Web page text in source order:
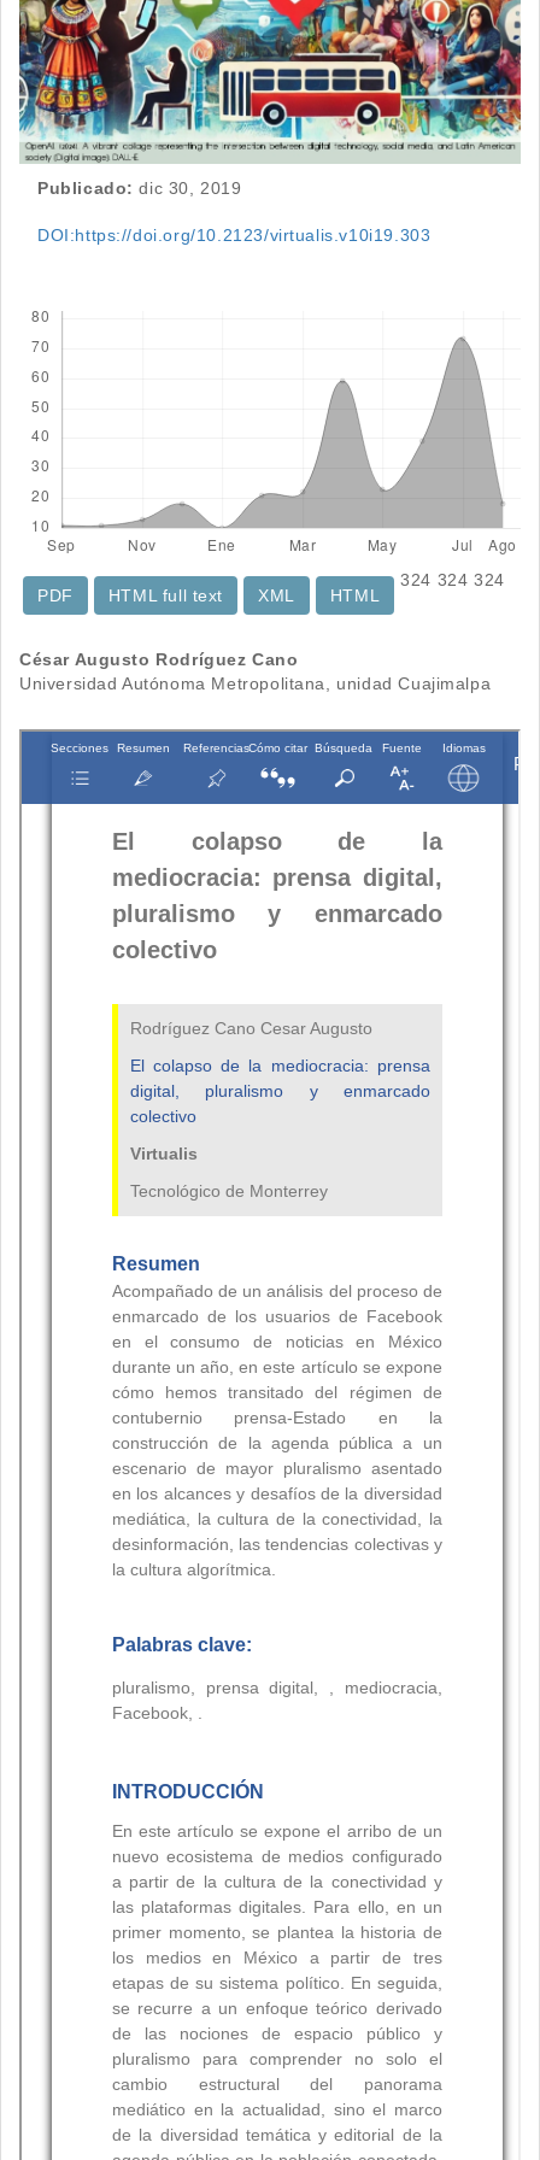
Publicado: dic 30, 2019
DOI:https://doi.org/10.2123/virtualis.v10i19.303
324
PDF
324
HTML full text
XML
324
HTML
Contenido
del
artículo
César Augusto Rodríguez Cano
Universidad Autónoma Metropolitana, unidad Cuajimalpa